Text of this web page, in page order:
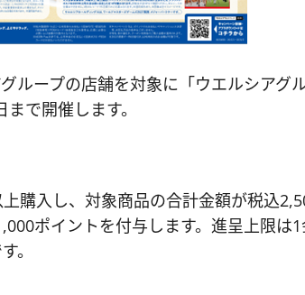
ループの店舗を対象に「ウエルシアグ
で開催します。
購入し、対象商品の合計金額が税込
ポイントを付与します。進呈上限は1
。